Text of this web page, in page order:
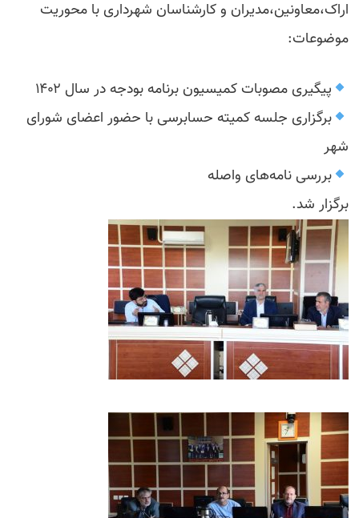
اراک،معاونین،مدیران و کارشناسان شهرداری با محوریت
موضوعات:
پیگیری مصوبات کمیسیون برنامه بودجه در سال ۱۴۰۲
برگزاری جلسه کمیته حسابرسی با حضور اعضای شورای
شهر
بررسی نامه‌های واصله
برگزار شد.